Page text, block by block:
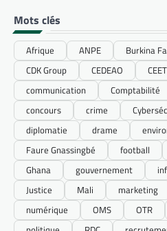
Mots clés
Afrique ANPE Burkina
CDK Group
CEDEAO CEET
communication
Comptabilité
concours
crime
diplomatie
drame
Faure Gnassingbé
football
Ghana
gouvernement
Justice
Mali marketing
numérique
OMS OTR